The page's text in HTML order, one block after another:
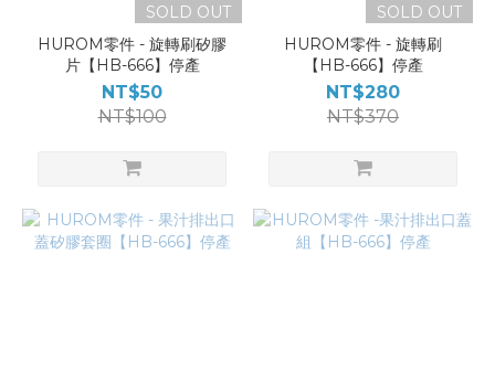
SOLD OUT
HUROM零件 - 旋轉刷矽膠
片【HB-666】停產
NT$50
NT$100
SOLD OUT
HUROM零件 - 旋轉刷
【HB-666】停產
NT$280
NT$370